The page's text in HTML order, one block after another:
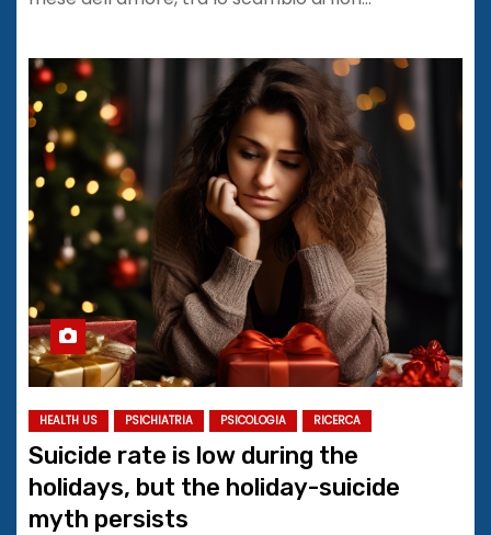
HEALTH US PSICHIATRIA PSICOLOGIA RICERCA
Suicide rate is low during the
holidays, but the holiday-suicide
myth persists